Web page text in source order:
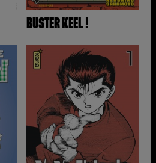
BUSTER KEEL !